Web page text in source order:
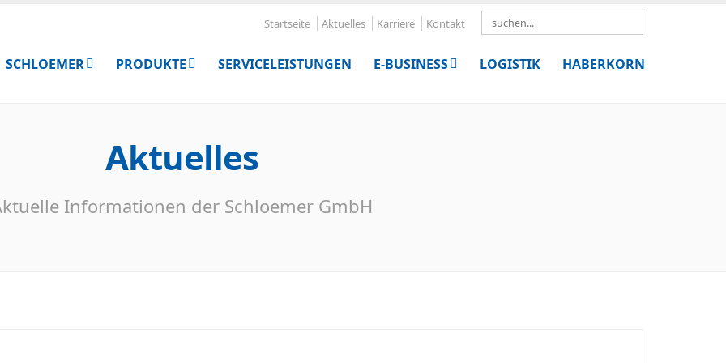
Startseite Aktuelles Karriere Kontakt
SCHLOEMER PRODUKTE SERVICELEISTUNGEN E-BUSINESS LOGISTIK HABERKORN
Aktuelles
Informationen der Schloemer GmbH